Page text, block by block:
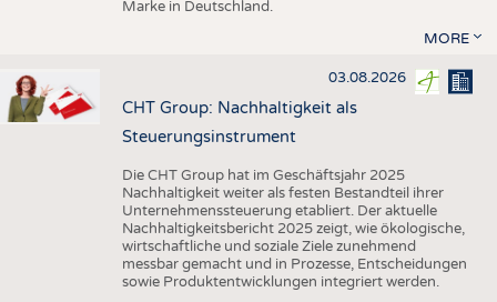
Marke in Deutschland.
MORE
03.08.2026
CHT Group: Nachhaltigkeit als
Steuerungsinstrument
Die CHT Group hat im Geschäftsjahr 2025
Nachhaltigkeit weiter als festen Bestandteil ihrer
Unternehmenssteuerung etabliert. Der aktuelle
Nachhaltigkeitsbericht 2025 zeigt, wie ökologische,
wirtschaftliche und soziale Ziele zunehmend
messbar gemacht und in Prozesse, Entscheidungen
sowie Produktentwicklungen integriert werden.